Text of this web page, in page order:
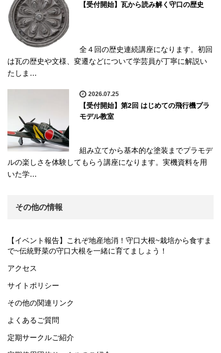
【受付開始】瓦から読み解く守口の歴史
全４回の歴史連続講座になります。初回
は瓦の歴史や文様、変遷などについて学芸員が丁寧に解説い
たしま…
2026.07.25
【受付開始】第2回 はじめての飛行機プラ
モデル教室
組み立てから基本的な塗装までプラモデ
ルの楽しさを体験してもらう講座になります。実機資料を用
いた学…
その他の情報
【イベント報告】これぞ地産地消！守口大根~栽培から食すま
で~伝統野菜の守口大根を一緒に育てましょう！
アクセス
サイトポリシー
その他の関連リンク
よくあるご質問
定期サークルご紹介